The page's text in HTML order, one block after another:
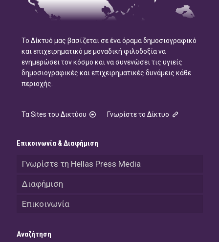
Το Δίκτυό μας βασίζεται σε ένα όραμα δημοσιογραφικό
και επιχειρηματικό με μοναδική φιλοδοξία να
ενημερώσει τον κόσμο και να συνενώσει τις υγιείς
δημοσιογραφικές και επιχειρηματικές δυνάμεις κάθε
περιοχής.
Τα Sites του Δικτύου Γνωρίστε το Δίκτυο
Επικοινωνία & Διαφήμιση
Γνωρίστε τη Hellas Press Media
Διαφήμιση
Επικοινωνία
Αναζήτηση